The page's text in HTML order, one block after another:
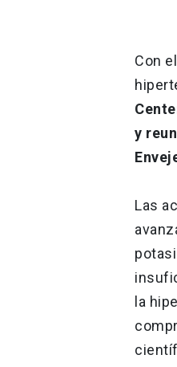
Con
y
Las
la